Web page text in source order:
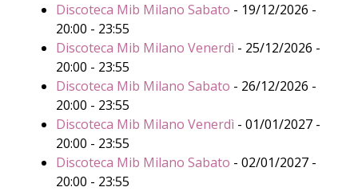
Discoteca Mib Milano Sabato - 19/12/2026 -
20:00 - 23:55
Discoteca Mib Milano Venerdì - 25/12/2026 -
20:00 - 23:55
Discoteca Mib Milano Sabato - 26/12/2026 -
20:00 - 23:55
Discoteca Mib Milano Venerdì - 01/01/2027 -
20:00 - 23:55
Discoteca Mib Milano Sabato - 02/01/2027 -
20:00 - 23:55